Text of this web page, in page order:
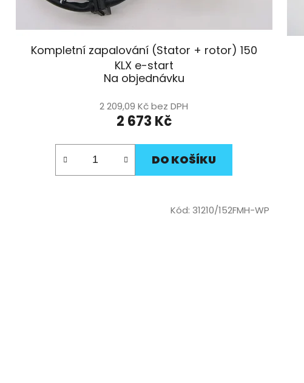
ů
Kompletní zapalování (Stator + rotor) 150
KLX e-start
Na objednávku
2 209,09 Kč bez DPH
2 673 Kč
DO KOŠÍKU
Kód: 31210/152FMH-WP